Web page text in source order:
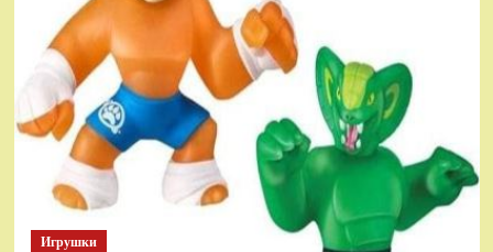
Sponge
Bob
SquarePants
Battle
For
Bikini
Bottom
Rehydrated
(XBOX
Игрушки